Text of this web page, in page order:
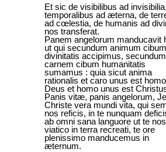
Et sic de visibilibus ad
temporalibus ad æterna, de
ad cœlestia, de humanis ad
nos transferat.
Panem angelorum manducavit
ut qui secundum animum cibum
divinitatis accipimus, secundum
carnem cibum humanitatis
sumamus : quia sicut anima
rationalis et caro unus est
Deus et homo unus est
Panis vitæ, panis angelorum,
Christe vera mundi vita, qui
nos reficis, in te nunquam
ab omni sana languore ut te
viatico in terra recreati, te ore
plenissimo manducemus in
æternum.